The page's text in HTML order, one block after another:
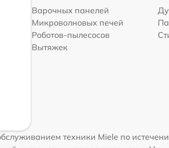
Варочных панелей
Микроволновых печей
Роботов-пылесосов
Вытяжек
техники Miele по